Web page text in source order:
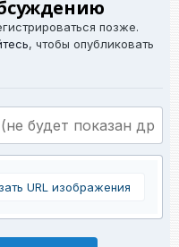
позже.
, чтобы опубликовать
URL изображения